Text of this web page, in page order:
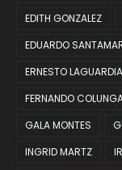
EDITH GONZALEZ
EDUARDO
ERNESTO LAGUARDIA
FERNANDO
GALA MONTES
INGRID MARTZ